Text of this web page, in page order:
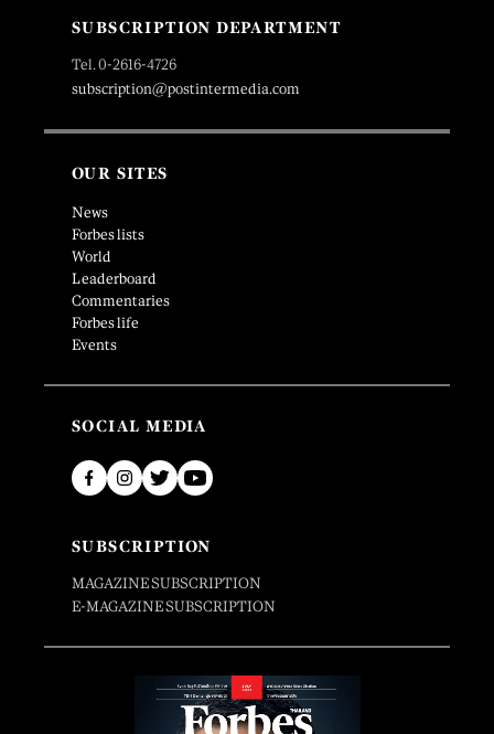
SUBSCRIPTION DEPARTMENT
Tel. 0-2616-4726
subscription@postintermedia.com
OUR SITES
News
Forbes lists
World
Leaderboard
Commentaries
Forbes life
Events
SOCIAL MEDIA
SUBSCRIPTION
MAGAZINE SUBSCRIPTION
E-MAGAZINE SUBSCRIPTION